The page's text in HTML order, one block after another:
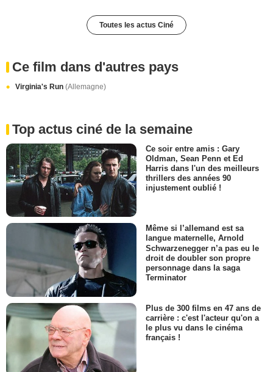
Toutes les actus Ciné
Ce film dans d'autres pays
Virginia's Run (Allemagne)
Top actus ciné de la semaine
Ce soir entre amis : Gary
Oldman, Sean Penn et Ed
Harris dans l'un des meilleurs
thrillers des années 90
injustement oublié !
Même si l’allemand est sa
langue maternelle, Arnold
Schwarzenegger n’a pas eu le
droit de doubler son propre
personnage dans la saga
Terminator
Plus de 300 films en 47 ans de
carrière : c'est l'acteur qu'on a
le plus vu dans le cinéma
français !